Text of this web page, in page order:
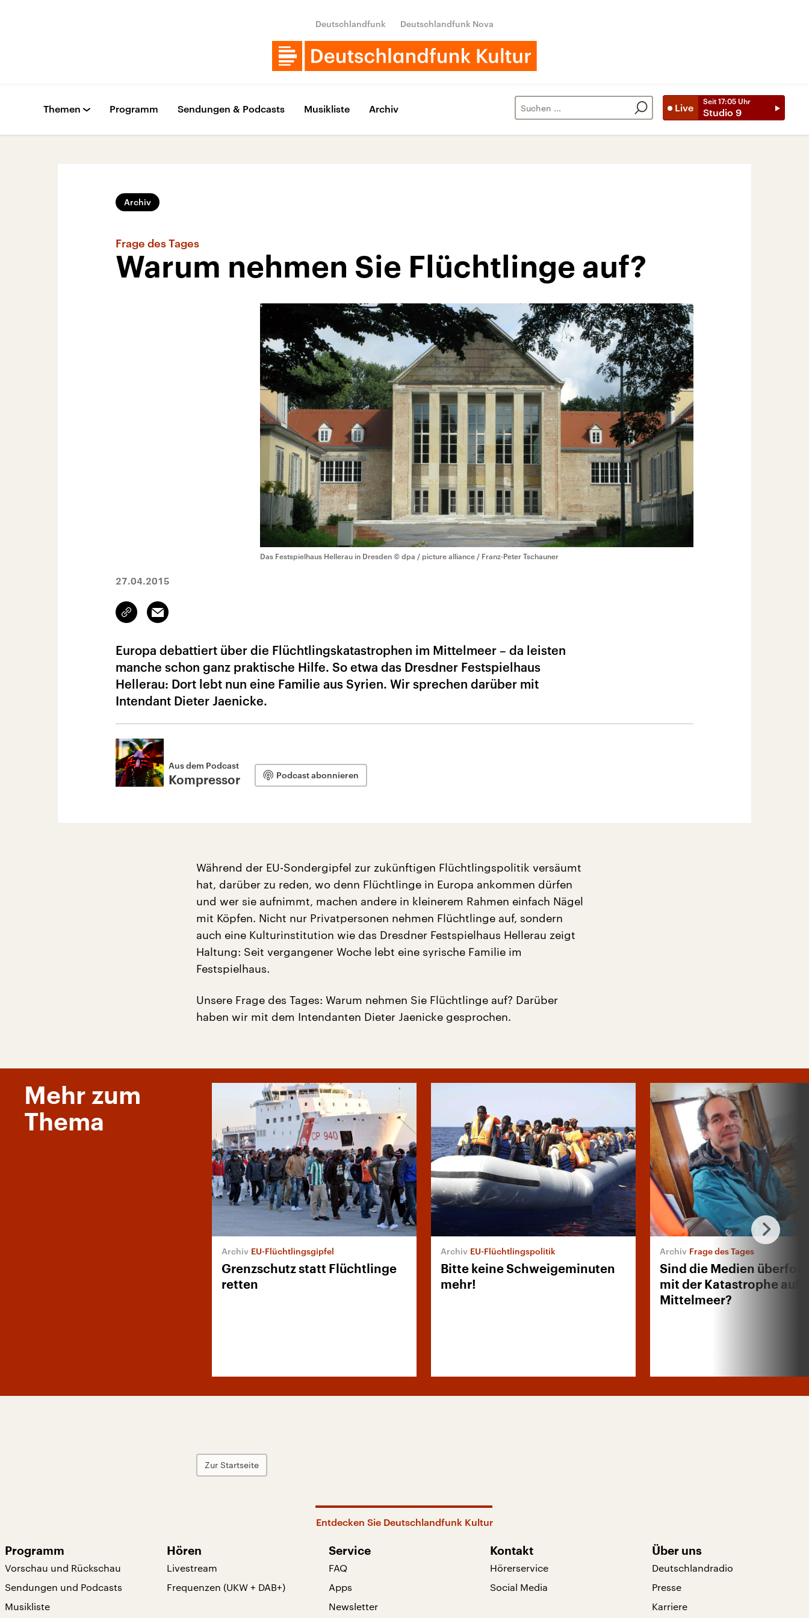
Deutschlandfunk Deutschlandfunk Nova
Live
Seit 17:05 Uhr
Studio 9
Themen Programm Sendungen & Podcasts Musikliste Archiv
Archiv
Frage des Tages
Warum nehmen Sie Flüchtlinge auf?
Das Festspielhaus Hellerau in Dresden © dpa / picture alliance / Franz-Peter Tschauner
27.04.2015
Link
kopieren/teilen
Email
Europa debattiert über die Flüchtlingskatastrophen im Mittelmeer – da leisten
manche schon ganz praktische Hilfe. So etwa das Dresdner Festspielhaus
Hellerau: Dort lebt nun eine Familie aus Syrien. Wir sprechen darüber mit
Intendant Dieter Jaenicke.
Aus dem Podcast
Kompressor Podcast abonnieren
Während der EU-Sondergipfel zur zukünftigen Flüchtlingspolitik versäumt
hat, darüber zu reden, wo denn Flüchtlinge in Europa ankommen dürfen
und wer sie aufnimmt, machen andere in kleinerem Rahmen einfach Nägel
mit Köpfen. Nicht nur Privatpersonen nehmen Flüchtlinge auf, sondern
auch eine Kulturinstitution wie das Dresdner Festspielhaus Hellerau zeigt
Haltung: Seit vergangener Woche lebt eine syrische Familie im
Festspielhaus.
Unsere Frage des Tages: Warum nehmen Sie Flüchtlinge auf? Darüber
haben wir mit dem Intendanten Dieter Jaenicke gesprochen.
Mehr zum
Thema
EU-Flüchtlingsgipfel
Grenzschutz statt Flüchtlinge
retten
EU-Flüchtlingspolitik
Bitte keine Schweigeminuten
mehr!
Frage des Tages
Sind die Medien
mit der Katastrophe auf
Mittelmeer?
Zur Startseite
Entdecken Sie Deutschlandfunk Kultur
Programm
Vorschau und Rückschau
Sendungen und Podcasts
Musikliste
Hören
Livestream
Frequenzen (UKW + DAB+)
Service
FAQ
Apps
Newsletter
Kontakt
Hörerservice
Social Media
Über uns
Deutschlandradio
Presse
Karriere